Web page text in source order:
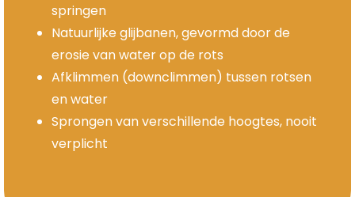
springen
Natuurlijke glijbanen, gevormd door de
erosie van water op de rots
Afklimmen (downclimmen) tussen rotsen
en water
Sprongen van verschillende hoogtes, nooit
verplicht